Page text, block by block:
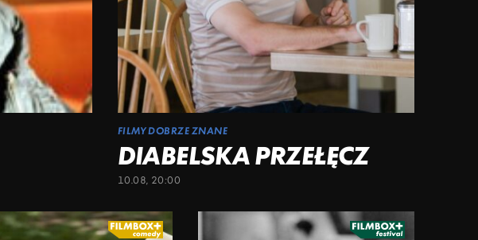
FILMY DOBRZE ZNANE
DIABELSKA PRZEŁĘCZ
10.08, 20:00